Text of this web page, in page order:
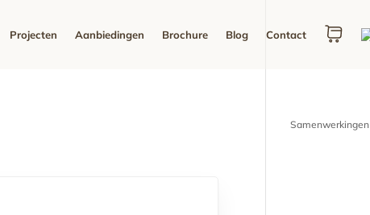
Projecten Aanbiedingen Brochure Blog Contact
Samenwerkingen